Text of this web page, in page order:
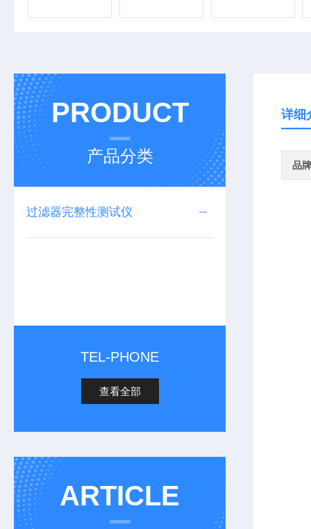
PRODUCT
产品分类
过滤器完整性测试仪
TEL-PHONE
查看全部
ARTICLE
详细
品牌